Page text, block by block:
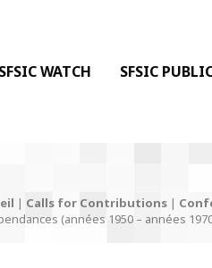
de la Communication
SFSIC WATCH SFSIC
| Calls for Contributions|
(années 1950 – années